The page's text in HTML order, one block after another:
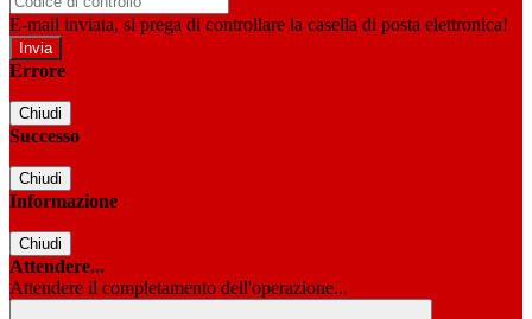
E-mail inviata, si prega di controllare la casella di posta elettronica!
Errore
Chiudi
Successo
Chiudi
Informazione
Chiudi
Attendere...
Attendere il completamento dell'operazione...